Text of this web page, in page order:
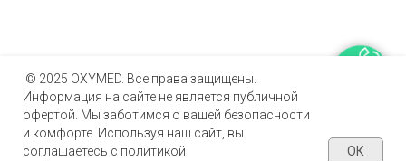
© 2025 OXYMED. Все права защищены.
Информация на сайте не является публичной
офертой. Мы заботимся о вашей безопасности
и комфорте. Используя наш сайт, вы
соглашаетесь с политикой
ОК